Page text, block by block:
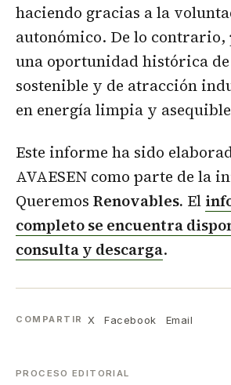
haciendo gracias a la
autonómico. De lo contrario,
una oportunidad histórica
sostenible y de atracción
en energía limpia y
Este informe ha sido
AVAESEN como parte de la
Queremos Renovables. El
completo se encuentra
consulta y descarga.
COMPARTIR X Facebook Email
PROCESO EDITORIAL